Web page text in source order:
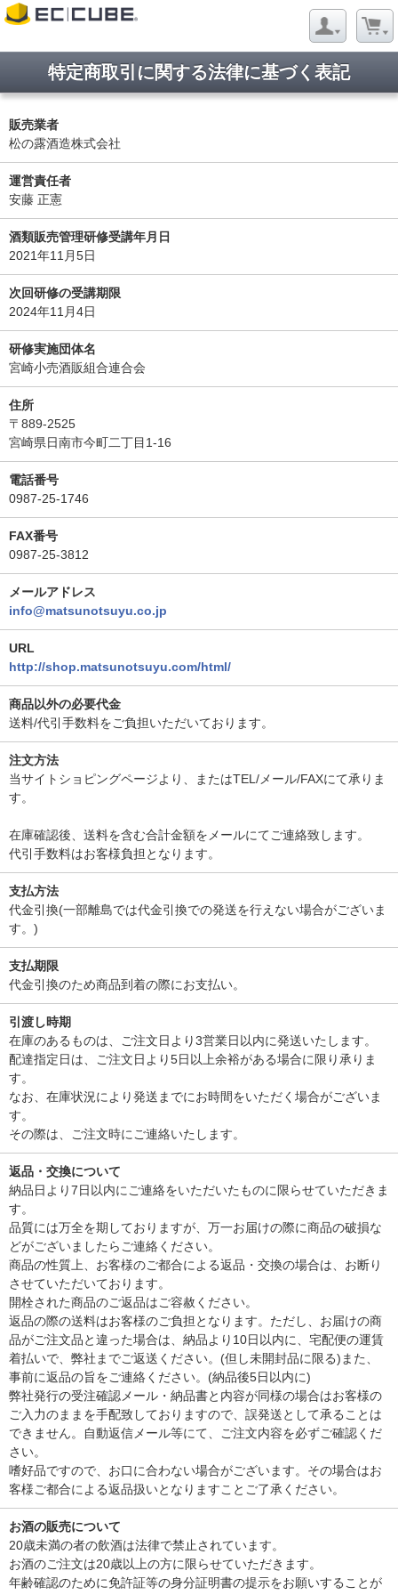
特定商取引に関する法律に基づく表記
販売業者
松の露酒造株式会社
運営責任者
安藤 正憲
酒類販売管理研修受講年月日
2021年11月5日
次回研修の受講期限
2024年11月4日
研修実施団体名
宮崎小売酒販組合連合会
住所
〒889-2525
宮崎県日南市今町二丁目1-16
電話番号
0987-25-1746
FAX番号
0987-25-3812
メールアドレス
info@matsunotsuyu.co.jp
URL
http://shop.matsunotsuyu.com/html/
商品以外の必要代金
送料/代引手数料をご負担いただいております。
注文方法
当サイトショピングページより、またはTEL/メール/FAXにて承りま
す。
在庫確認後、送料を含む合計金額をメールにてご連絡致します。
代引手数料はお客様負担となります。
支払方法
代金引換(一部離島では代金引換での発送を行えない場合がございま
す。)
支払期限
代金引換のため商品到着の際にお支払い。
引渡し時期
在庫のあるものは、ご注文日より3営業日以内に発送いたします。
配達指定日は、ご注文日より5日以上余裕がある場合に限り承りま
す。
なお、在庫状況により発送までにお時間をいただく場合がございま
す。
その際は、ご注文時にご連絡いたします。
返品・交換について
納品日より7日以内にご連絡をいただいたものに限らせていただきま
す。
品質には万全を期しておりますが、万一お届けの際に商品の破損な
どがございましたらご連絡ください。
商品の性質上、お客様のご都合による返品・交換の場合は、お断り
させていただいております。
開栓された商品のご返品はご容赦ください。
返品の際の送料はお客様のご負担となります。ただし、お届けの商
品がご注文品と違った場合は、納品より10日以内に、宅配便の運賃
着払いで、弊社までご返送ください。(但し未開封品に限る)また、
事前に返品の旨をご連絡ください。(納品後5日以内に)
弊社発行の受注確認メール・納品書と内容が同様の場合はお客様の
ご入力のままを手配致しておりますので、誤発送として承ることは
できません。自動返信メール等にて、ご注文内容を必ずご確認くだ
さい。
嗜好品ですので、お口に合わない場合がございます。その場合はお
客様ご都合による返品扱いとなりますことご了承ください。
お酒の販売について
20歳未満の者の飲酒は法律で禁止されています。
お酒のご注文は20歳以上の方に限らせていただきます。
年齢確認のために免許証等の身分証明書の提示をお願いすることが